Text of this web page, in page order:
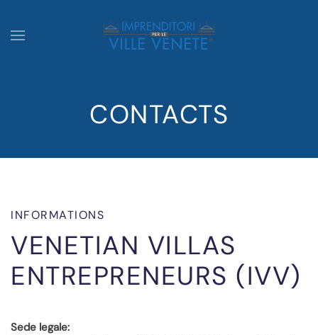
CONTACTS
INFORMATIONS
VENETIAN VILLAS
ENTREPRENEURS (IVV)
Sede legale: